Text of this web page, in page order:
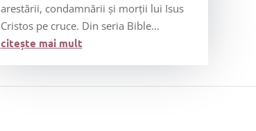
arestării, condamnării și morții lui Isus
Cristos pe cruce. Din seria Bible...
citește mai mult